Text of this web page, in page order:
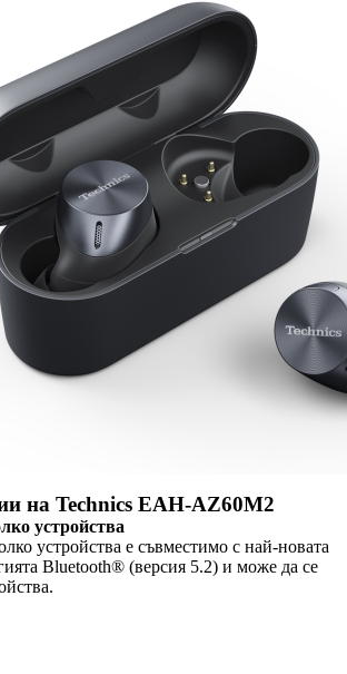
на Technics EAH-AZ60M2
устройства
устройства е съвместимо с най-новата
Bluetooth® (версия 5.2) и може да се